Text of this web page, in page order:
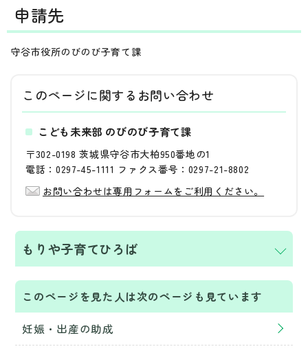
申請先
守谷市役所のびのび子育て課
このページに関する お問い合わせ
こども未来部 のびのび子育て課
〒302-0198 茨城県守谷市大柏950番地の1
電話：0297-45-1111 ファクス番号：0297-21-8802
お問い合わせは専用フォームをご利用ください。
もりや子育てひろば
このページを見た人は次のページも見ています
妊娠・出産の助成